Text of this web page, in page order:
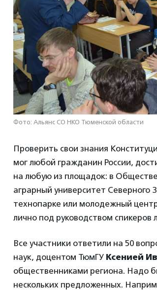
Фото: Альянс СО НКО Тюменской области
Проверить свои знания
мог любой гражданин России,
на любую из площадок: в
аграрный университет Северного
технопарке или молодежный
лично под руководством
Все участники ответили на 50
наук, доцентом ТюмГУ Ксенией
общественниками региона. Надо
нескольких предложенных.